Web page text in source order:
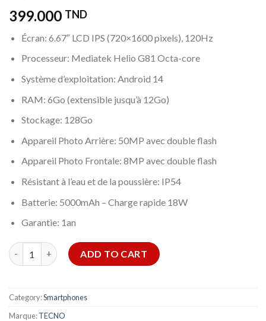
399.000 TND
Écran: 6.67″ LCD IPS (720×1600 pixels), 120Hz
Processeur: Mediatek Helio G81 Octa-core
Système d’exploitation: Android 14
RAM: 6Go (extensible jusqu’à 12Go)
Stockage: 128Go
Appareil Photo Arrière: 50MP avec double flash
Appareil Photo Frontale: 8MP avec double flash
Résistant à l’eau et de la poussière: IP54
Batterie: 5000mAh – Charge rapide 18W
Garantie: 1an
SMARTPHONE TECNO SPARK 30C 6GO 128GO - Noir quantity
ADD TO CART
Category:Smartphones
Marque:TECNO